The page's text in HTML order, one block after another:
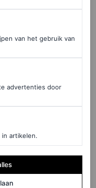
van het gebruik van
advertenties door
in artikelen.